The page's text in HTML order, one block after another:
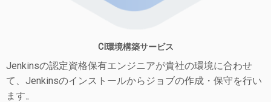
CI環境構築サービス
Jenkinsの認定資格保有エンジニアが貴社の環境に合わせ
て、Jenkinsのインストールからジョブの作成・保守を行い
ます。